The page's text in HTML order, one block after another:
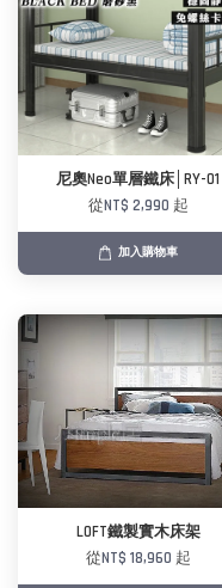
尼奧Neo單層鐵床│RY-01
從NT$ 2,990 起
加入購物車
LOFT鐵製實木床架
從NT$ 18,960 起